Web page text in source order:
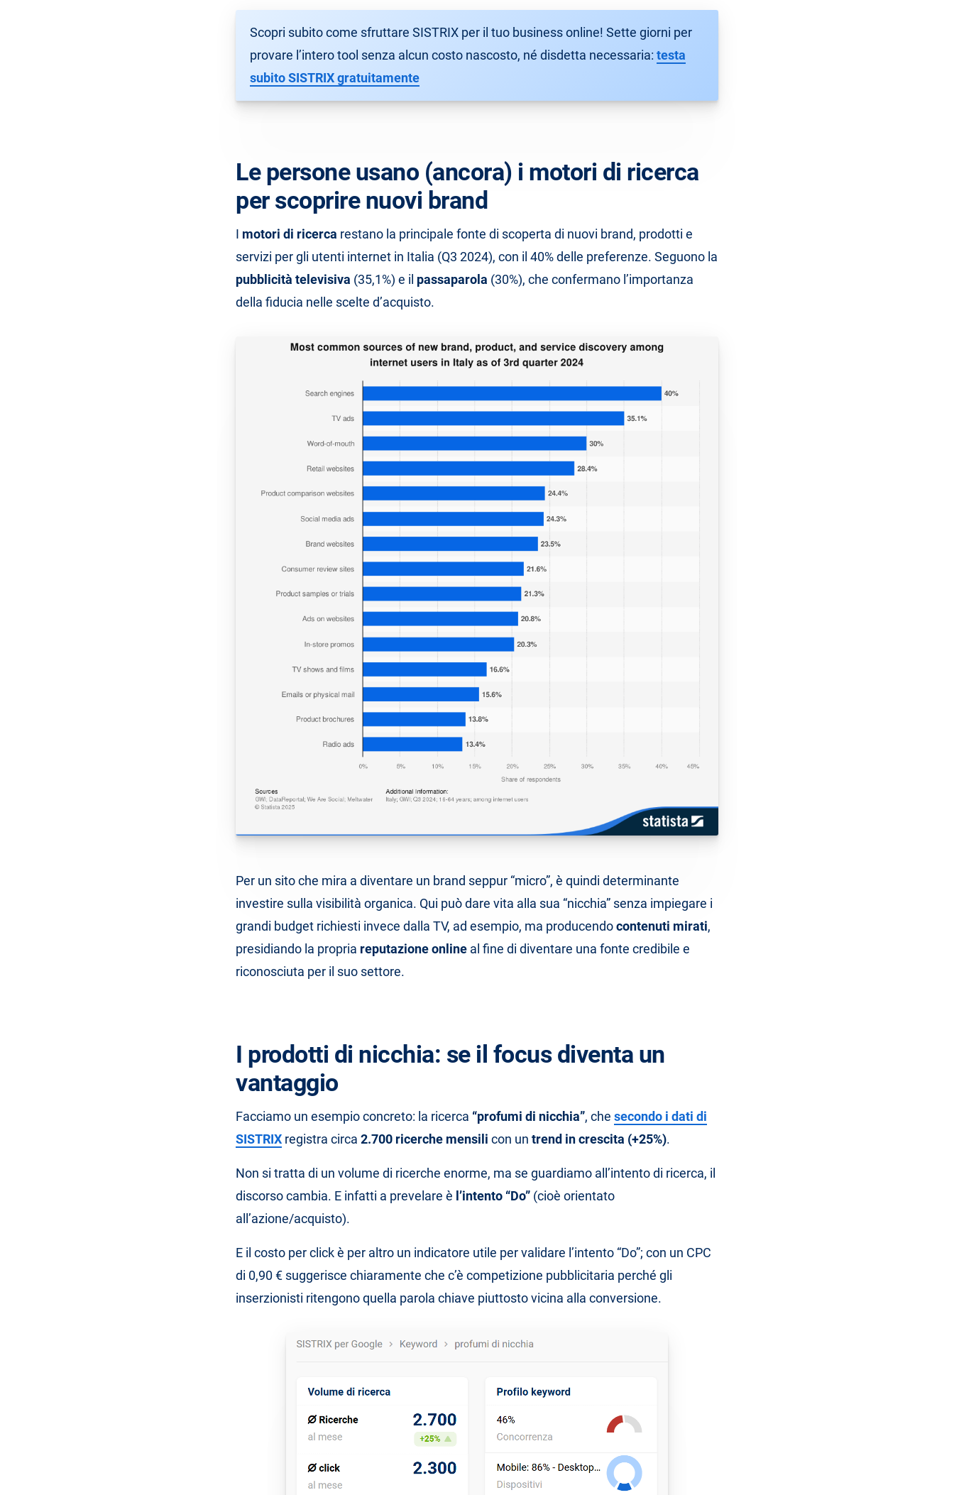
Scopri subito come sfruttare SISTRIX per il tuo business online! Sette giorni per
provare l’intero tool senza alcun costo nascosto, né disdetta necessaria: testa
subito SISTRIX gratuitamente
Le persone usano (ancora) i motori di ricerca
per scoprire nuovi brand
I motori di ricerca restano la principale fonte di scoperta di nuovi brand, prodotti e
servizi per gli utenti internet in Italia (Q3 2024), con il 40% delle preferenze. Seguono la
pubblicità televisiva (35,1%) e il passaparola (30%), che confermano l’importanza
della fiducia nelle scelte d’acquisto.
Per un sito che mira a diventare un brand seppur “micro”, è quindi determinante
investire sulla visibilità organica. Qui può dare vita alla sua “nicchia” senza impiegare i
grandi budget richiesti invece dalla TV, ad esempio, ma producendocontenuti mirati,
presidiando la propria reputazione online al fine di diventare una fonte credibile e
riconosciuta per il suo settore.
I prodotti di nicchia: se il focus diventa un
vantaggio
Facciamo un esempio concreto: la ricerca “profumi di nicchia”, che secondo i dati di
SISTRIX registra circa 2.700 ricerche mensili con un trend in crescita (+25%).
Non si tratta di un volume di ricerche enorme, ma se guardiamo all’intento di ricerca, il
discorso cambia. E infatti a prevelare è l’intento “Do” (cioè orientato
all’azione/acquisto).
E il costo per click è per altro un indicatore utile per validare l’intento “Do”; con un CPC
di 0,90 € suggerisce chiaramente che c’è competizione pubblicitaria perché gli
inserzionisti ritengono quella parola chiave piuttosto vicina alla conversione.